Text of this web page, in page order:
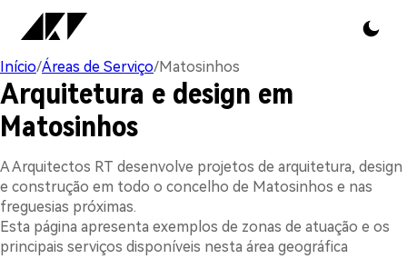
Início/Áreas de Serviço/Matosinhos
Arquitetura e design em
Matosinhos
A Arquitectos RT desenvolve projetos de arquitetura, design
e construção em todo o concelho de Matosinhos e nas
freguesias próximas.
Esta página apresenta exemplos de zonas de atuação e os
principais serviços disponíveis nesta área geográfica